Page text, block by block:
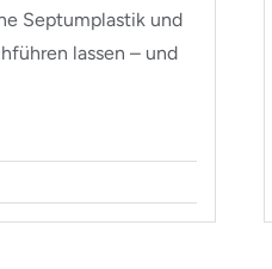
Septumplastik und
lassen – und